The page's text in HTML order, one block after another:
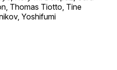
Thomas Tiotto, Tine
Yoshifumi